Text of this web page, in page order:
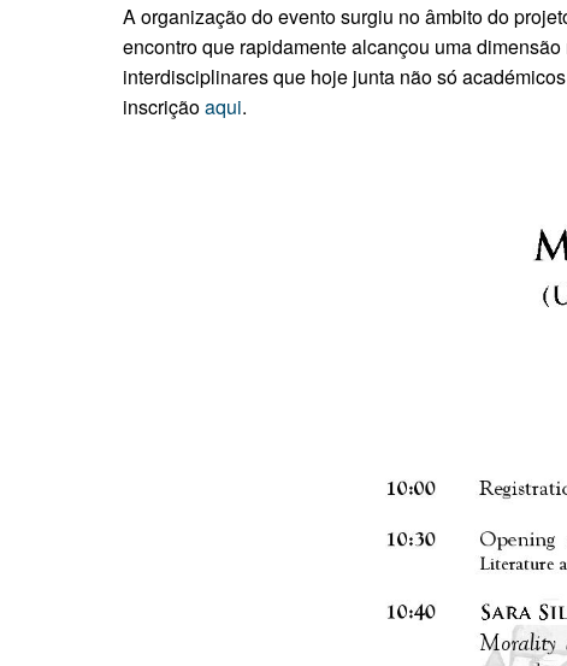
A organização do evento surgiu no âmbito do
encontro que rapidamente alcançou uma
interdisciplinares que hoje junta não só
inscriçãoaqui.